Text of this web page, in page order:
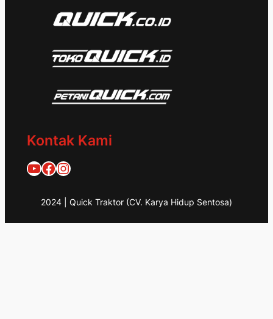
Kontak Kami
Quick Traktor
Traktor Quick 1953@quicktraktor
2024 | Quick Traktor (CV. Karya Hidup Sentosa)